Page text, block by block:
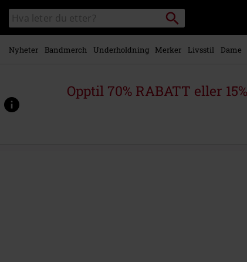
Skipp til
hovedinnhold
Søk
i
katalogen
Søk
Nyheter Bandmerch Underholdning Merker Livsstil Dame
Opptil 70% RABATT eller